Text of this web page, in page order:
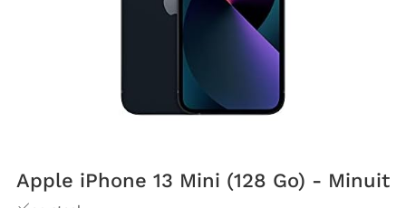
Apple iPhone 13 Mini (128 Go) - Minuit